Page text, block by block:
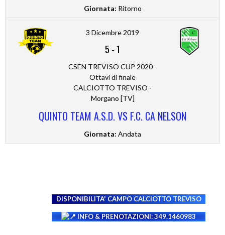
Giornata: Ritorno
3 Dicembre 2019
5 -1
CSEN TREVISO CUP 2020 -
Ottavi di finale
CALCIOTTO TREVISO -
Morgano [TV]
QUINTO TEAM A.S.D. VS F.C. CA NELSON
Giornata: Andata
DISPONIBILITA' CAMPO CALCIOTTO TREVISO
INFO & PRENOTAZIONI: 349.1460983